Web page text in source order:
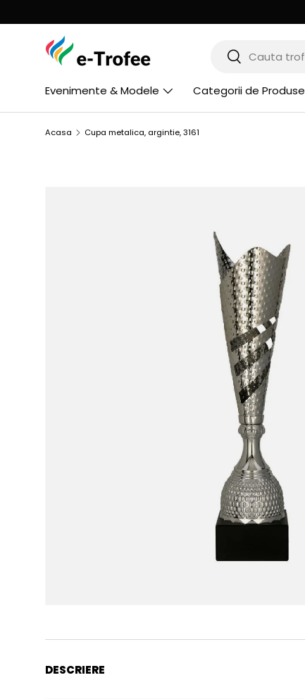
MERGI LA CONTINUT
Cauta
Cauta
Evenimente & Modele Categorii de Produse
Acasa Cupa metalica, argintie, 3161
DESCRIERE